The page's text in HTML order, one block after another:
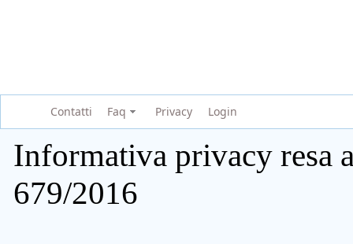
Contatti Faq Privacy Login
Informativa privacy resa
679/2016